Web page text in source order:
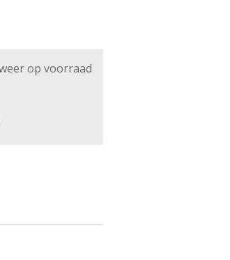
op voorraad